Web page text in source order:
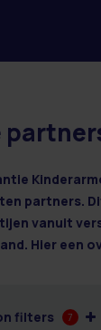
partners.
vanuit
Hier een
filters 7